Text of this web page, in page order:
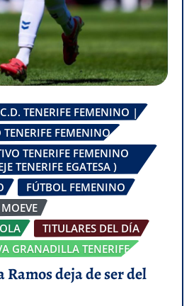
C.D. TENERIFE FEMENINO |
FEMENINO
TENERIFE FEMENINO
TENERIFE EGATESA )
FÚTBOL FEMENINO
TITULARES DEL DÍA
GRANADILLA TENERIFE
deja de ser del